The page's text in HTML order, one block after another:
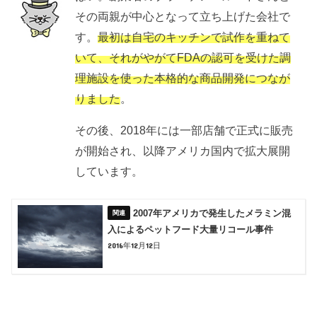
その両親が中心となって立ち上げた会社で
す。最初は自宅のキッチンで試作を重ねて
いて、それがやがてFDAの認可を受けた調
理施設を使った本格的な商品開発につなが
りました。
その後、2018年には一部店舗で正式に販売
が開始され、以降アメリカ国内で拡大展開
しています。
2007年アメリカで発生したメラミン混
入によるペットフード大量リコール事件
2016年12月12日